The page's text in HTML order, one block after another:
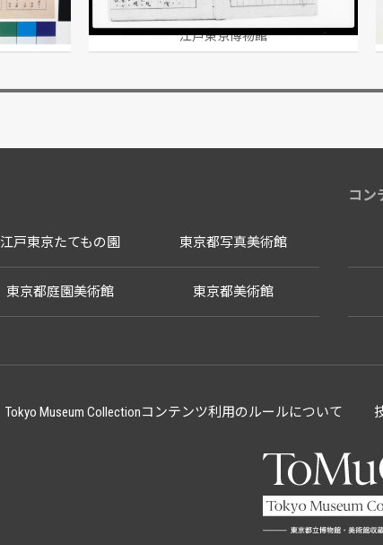
江戸東京博物館
江戸東京たてもの園 東京都写真美術館
東京都庭園美術館 東京都美術館
コン
Tokyo Museum Collectionコンテンツ利用のルールについて